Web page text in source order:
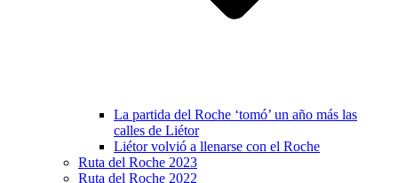
La partida del Roche ‘tomó’ un año más las
calles de Liétor
Liétor volvió a llenarse con el Roche
Ruta del Roche 2023
Ruta del Roche 2022